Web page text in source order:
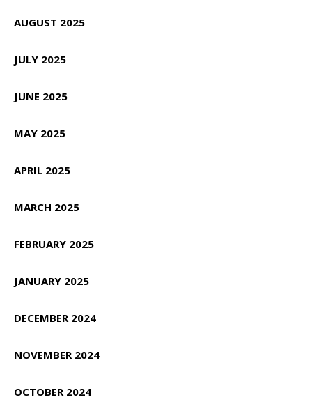
AUGUST 2025
JULY 2025
JUNE 2025
MAY 2025
APRIL 2025
MARCH 2025
FEBRUARY 2025
JANUARY 2025
DECEMBER 2024
NOVEMBER 2024
OCTOBER 2024